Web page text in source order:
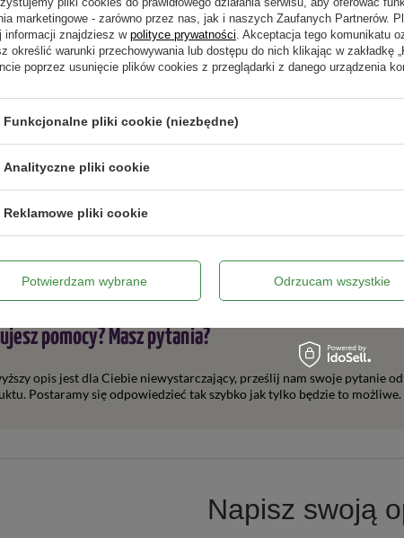
nawóz w płynie Zielone Liście?
Liście?
Liście?
nawozu Zielone Liście?
liście
pomocy? Masz pytania?
opis jest dla Ciebie niewystarczający, prześlij nam swoje pytanie
Postaramy się odpowiedzieć tak szybko jak tylko będzie to możliwe.
Napisz swoją
marketingowe - zarówno przez nas, jak i naszych Zaufanych Partnerów.
informacji znajdziesz w polityce prywatności. Akceptacja tego komunikatu
określić warunki przechowywania lub dostępu do nich klikając w zakładkę
poprzez usunięcie plików cookies z przeglądarki z danego urządzenia
Funkcjonalne pliki cookie (niezbędne)
Analityczne pliki cookie
Reklamowe pliki cookie
Potwierdzam wybrane Odrzucam wszystkie